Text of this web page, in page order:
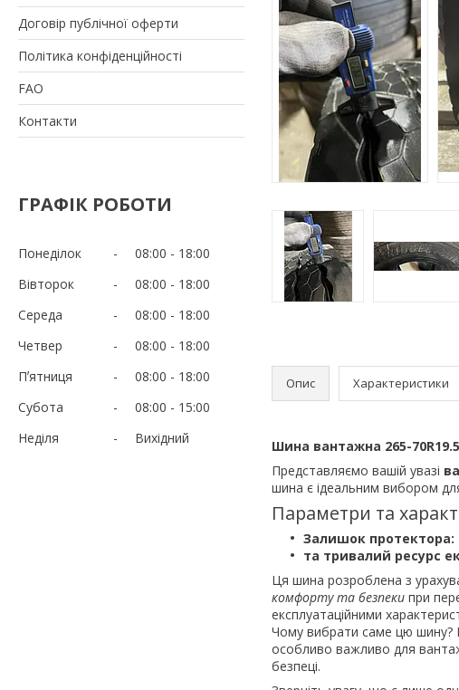
Договір публічної оферти
Політика конфіденційності
FAO
Контакти
ГРАФІК РОБОТИ
Понеділок 08:00
18:00
Вівторок
08:00
18:00
Середа
08:00
18:00
Четвер
08:00
18:00
Пʼятниця
08:00
18:00
Субота
08:00
15:00
Неділя
Вихідний
Опис Характеристики
Шина вантажна 265-70R19.5
Представляємо вашій увазі
шина є ідеальним вибором для
Параметри та
Залишок протектора:
та тривалий ресурс
Ця шина розроблена з
комфорту та безпеки при
експлуатаційними
Чому вибрати саме цю шину?
особливо важливо для
безпеці.